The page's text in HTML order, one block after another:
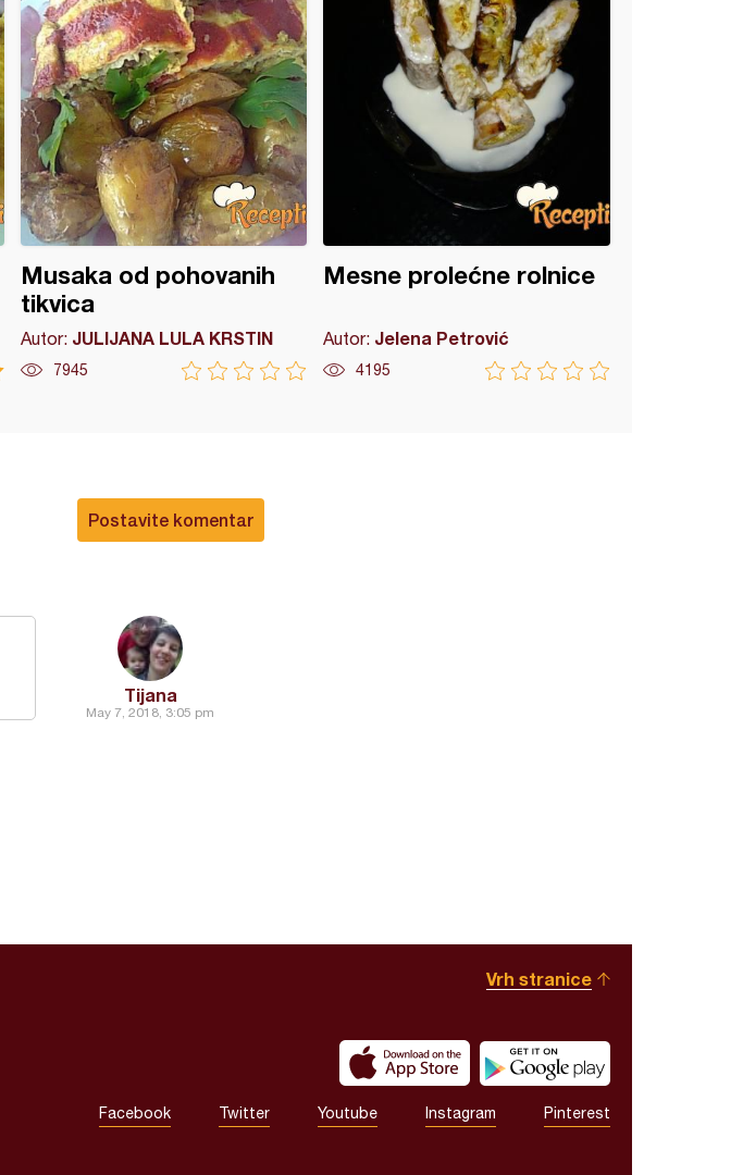
Musaka od pohovanih
tikvica
Autor: JULIJANA LULA KRSTIN
7945
Mesne prolećne rolnice
Autor: Jelena Petrović
4195
Postavite komentar
Tijana
May 7, 2018, 3:05 pm
Vrh stranice
Facebook Twitter Youtube Instagram Pinterest